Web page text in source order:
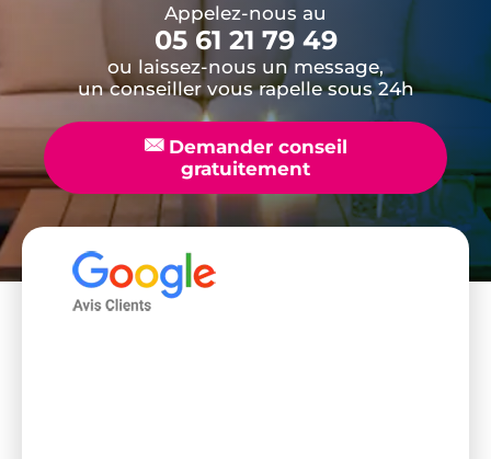
Appelez-nous au
05 61 21 79 49
ou laissez-nous un message,
un conseiller vous rapelle sous 24h
📧Demander conseil
gratuitement